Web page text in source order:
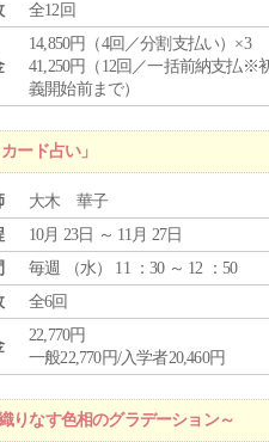
全12回
14,850円（4回／分割支払い）×3
41,250円（12回／一括前納支払※
義開始前まで）
ード占い」
大木 華子
10月 23日 ～ 11月 27日
毎週 （水） 11 ：30 ～ 12 ：50
全6回
22,770円
一般22,770円/入学者20,460円
りなす色相のグラデーション～